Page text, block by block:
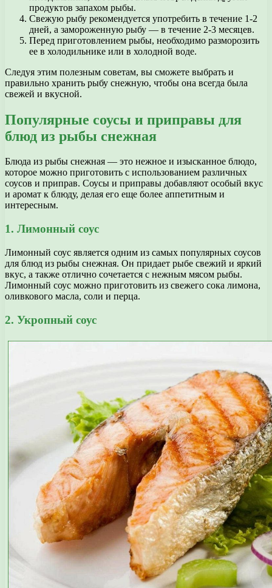
продуктов запахом рыбы.
Свежую рыбу рекомендуется употребить в течение 1-2
дней, а замороженную рыбу — в течение 2-3 месяцев.
Перед приготовлением рыбы, необходимо разморозить
ее в холодильнике или в холодной воде.
Следуя этим полезным советам, вы сможете выбрать и
правильно хранить рыбу снежную, чтобы она всегда была
свежей и вкусной.
Популярные соусы и приправы для
блюд из рыбы снежная
Блюда из рыбы снежная — это нежное и изысканное блюдо,
которое можно приготовить с использованием различных
соусов и приправ. Соусы и приправы добавляют особый вкус
и аромат к блюду, делая его еще более аппетитным и
интересным.
1. Лимонный соус
Лимонный соус является одним из самых популярных соусов
для блюд из рыбы снежная. Он придает рыбе свежий и яркий
вкус, а также отлично сочетается с нежным мясом рыбы.
Лимонный соус можно приготовить из свежего сока лимона,
оливкового масла, соли и перца.
2. Укропный соус